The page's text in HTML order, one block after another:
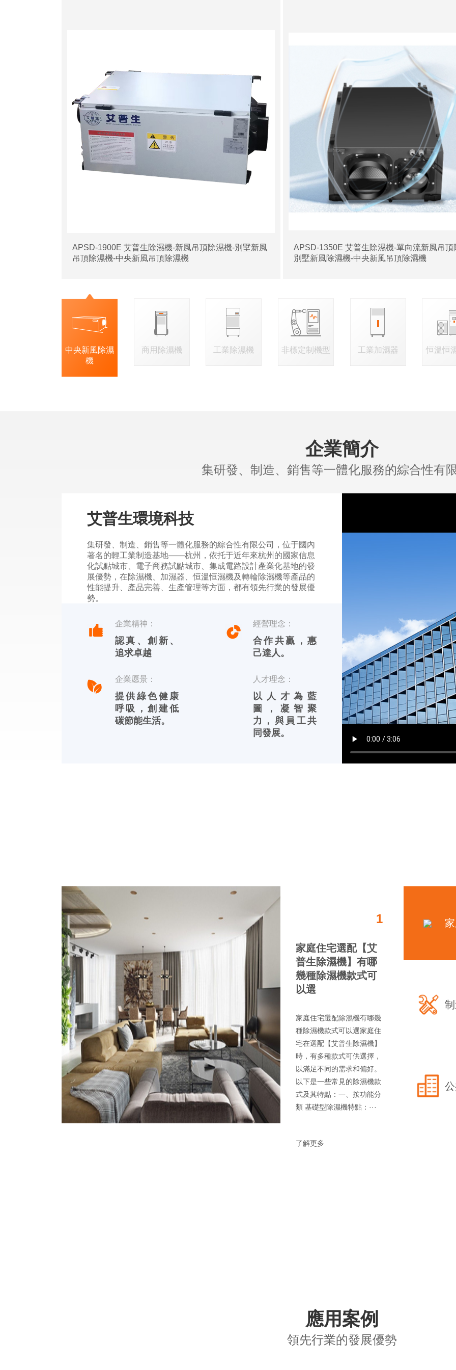
APSD-1900E 艾普生除濕機-新風吊頂除濕機-別墅新風
吊頂除濕機-中央新風吊頂除濕機
APSD-1350E 艾普生除濕機-單向流新風吊頂
別墅新風除濕機-中央新風吊頂除濕機
中央新風除濕
機
商用除濕機 工業除濕機 非標定制機型 工業加濕器 恒溫恒
企業簡介
集研發、制造、銷售等一體化服務的綜合性有
艾普生環境科技
集研發、制造、銷售等一體化服務的綜合性有限公司，位于國內
著名的輕工業制造基地——杭州，依托于近年來杭州的國家信息
化試點城市、電子商務試點城市、集成電路設計產業化基地的發
展優勢，在除濕機、加濕器、恒溫恒濕機及轉輪除濕機等產品的
性能提升、產品完善、生產管理等方面，都有領先行業的發展優
勢。
杭州川田電器擁有自主品牌，中文標識【友川】，英文標識
【YOTREE】。川田電器——核心產品 川田電器目前專業生產
除濕機、加濕機及周邊濕度控制產品。
企業精神：
認真、創新、
追求卓越
經營理念：
合作共贏，惠
己達人。
企業愿景：
提供綠色健康
呼吸，創建低
碳節能生活。
人才理念：
以人才為藍
圖，凝智聚
力，與員工共
同發展。
1
家庭住宅選配【艾
普生除濕機】有哪
幾種除濕機款式可
以選
家庭住宅選配除濕機有哪幾
種除濕機款式可以選家庭住
宅在選配【艾普生除濕機】
時，有多種款式可供選擇，
以滿足不同的需求和偏好。
以下是一些常見的除濕機款
式及其特點：一、按功能分
類 基礎型除濕機特點：···
了解更多
應用案例
領先行業的發展優勢